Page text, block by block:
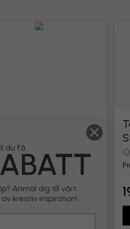
verktyg för montering av tapet
Lägg till
du få
Anmäl dig till vårt
kreativ inspiration!